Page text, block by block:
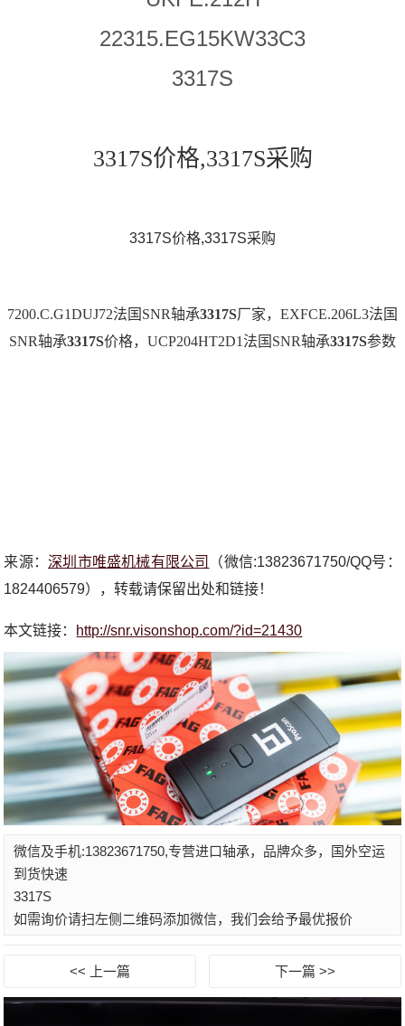
22315.EG15KW33C3
3317S
3317S价格,3317S采购
3317S价格,3317S采购
7200.C.G1DUJ72法国SNR轴承3317S厂家，EXFCE.206L3法国
SNR轴承3317S价格，UCP204HT2D1法国SNR轴承3317S参数
来源：深圳市唯盛机械有限公司
（微信:13823671750/QQ号：
1824406579），转载请保留出处和链接！
本文链接： http://snr.visonshop.com/?id=21430
微信及手机:13823671750,专营进口轴承，品牌众多，国外空运
到货快速
3317S
如需询价请扫左侧二维码添加微信，我们会给予最优报价
<< 上一篇 下一篇 >>